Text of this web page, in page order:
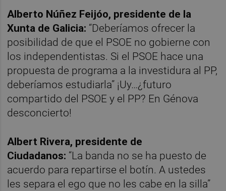
Alberto Núñez Feijóo, presidente de la
Xunta de Galicia: “Deberíamos ofrecer la
posibilidad de que el PSOE no gobierne con
los independentistas. Si el PSOE hace una
propuesta de programa a la investidura al PP,
deberíamos estudiarla” ¡Uy…¿futuro
compartido del PSOE y el PP? En Génova
desconcierto!
Albert Rivera, presidente de
Ciudadanos: “La banda no se ha puesto de
acuerdo para repartirse el botín. A ustedes
les separa el ego que no les cabe en la silla”